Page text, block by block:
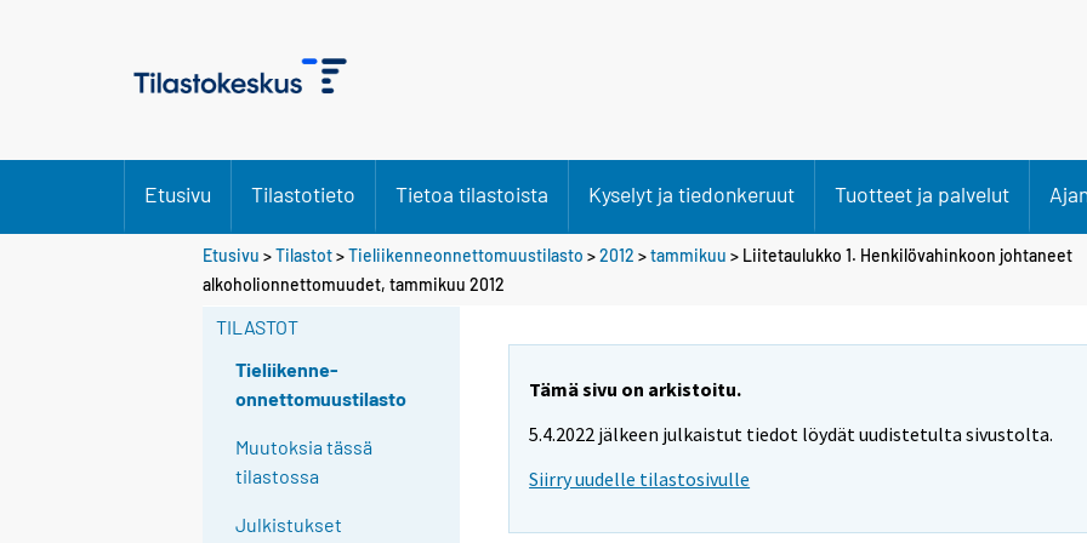
Etusivu Tilastotieto Tietoa tilastoista Kyselyt ja tiedonkeruut Tuotteet ja palvelut
Etusivu >Tilastot>Tieliikenneonnettomuustilasto >2012 >tammikuu > Liitetaulukko 1. Henkilövahinkoon johtaneet
alkoholionnettomuudet, tammikuu 2012
TILASTOT
Tieliikenne-
onnettomuustilasto
Muutoksia tässä
tilastossa
Julkistukset
Tämä sivu on arkistoitu.
5.4.2022 jälkeen julkaistut tiedot löydät uudistetulta sivustolta.
Siirry uudelle tilastosivulle